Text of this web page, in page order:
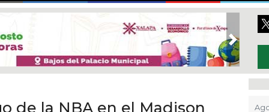
Next
de la NBA en el Madison